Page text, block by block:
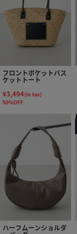
フロントポケットバス
ケットトート
¥3,494(in tax)
50%OFF
ハーフムーンショルダ